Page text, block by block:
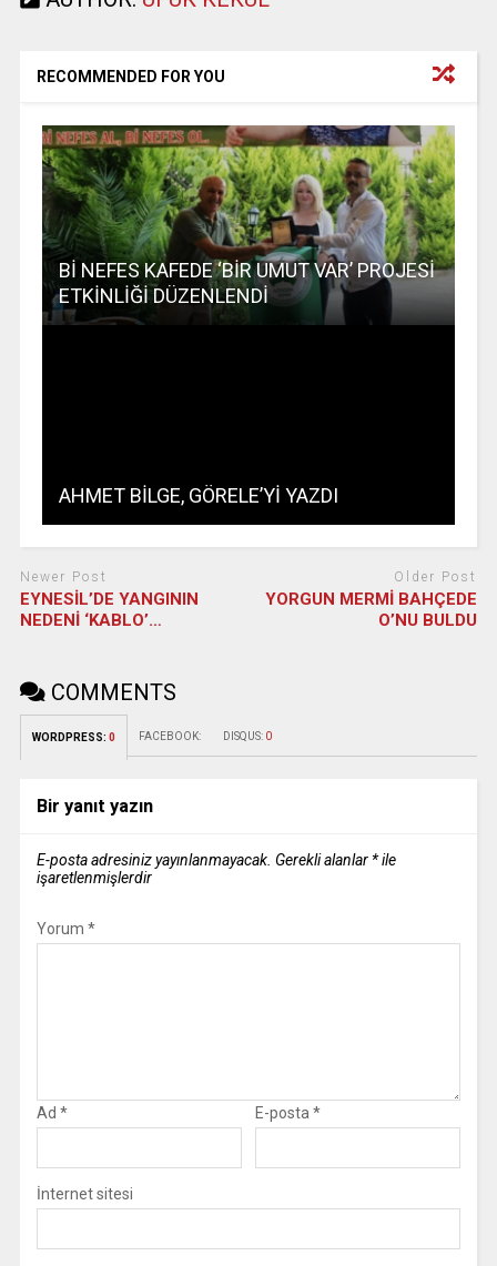
RECOMMENDED FOR YOU
Bİ NEFES KAFEDE ‘BİR UMUT VAR’ PROJESİ
ETKİNLİĞİ DÜZENLENDİ
AHMET BİLGE, GÖRELE’Yİ YAZDI
Newer Post
EYNESİL’DE YANGININ
NEDENİ ‘KABLO’…
Older Post
YORGUN MERMİ BAHÇEDE
O’NU BULDU
COMMENTS
WORDPRESS: 0 FACEBOOK: DISQUS: 0
Bir yanıt yazın
E-posta adresiniz yayınlanmayacak. Gerekli alanlar *ile
işaretlenmişlerdir
Yorum *
Ad * E-posta *
İnternet sitesi